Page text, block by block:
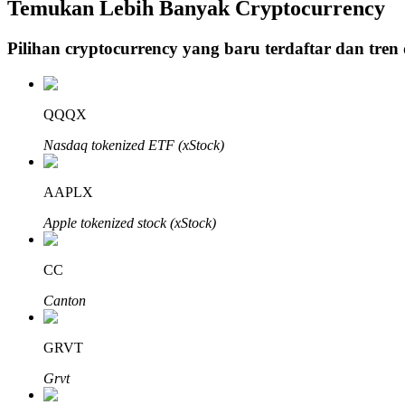
Penguncian BTR
Investasi eksklusif untuk pemegang BTR
Pinjaman
Layanan pinjaman yang didukung Crypto
Temukan Lebih Banyak Cryptocurrency
Pilihan cryptocurrency yang baru terdaftar dan tren
QQQX
Nasdaq tokenized ETF (xStock)
AAPLX
Apple tokenized stock (xStock)
CC
Canton
GRVT
Grvt